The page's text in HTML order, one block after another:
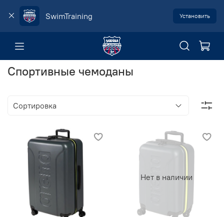
SwimTraining Установить
Спортивные чемоданы
Нет в наличии